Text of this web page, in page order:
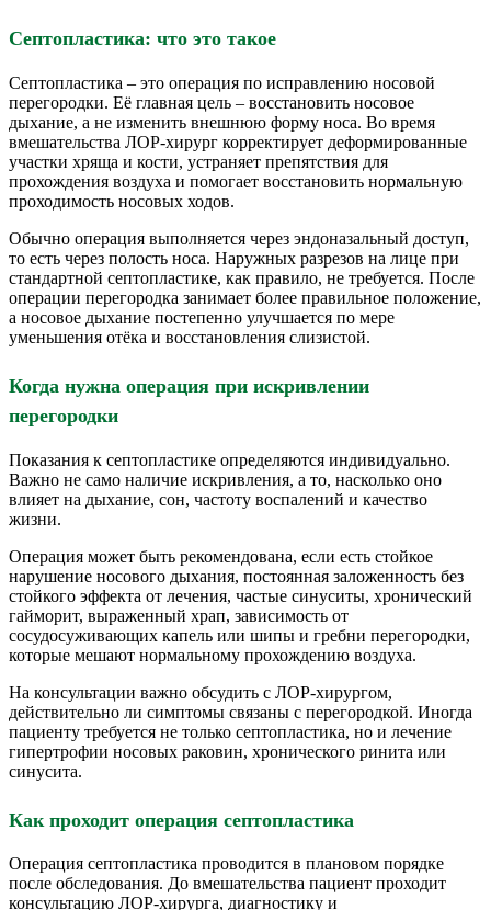
Септопластика: что это такое
Септопластика – это операция по исправлению носовой
перегородки. Её главная цель – восстановить носовое
дыхание, а не изменить внешнюю форму носа. Во время
вмешательства ЛОР-хирург корректирует деформированные
участки хряща и кости, устраняет препятствия для
прохождения воздуха и помогает восстановить нормальную
проходимость носовых ходов.
Обычно операция выполняется через эндоназальный доступ,
то есть через полость носа. Наружных разрезов на лице при
стандартной септопластике, как правило, не требуется. После
операции перегородка занимает более правильное положение,
а носовое дыхание постепенно улучшается по мере
уменьшения отёка и восстановления слизистой.
Когда нужна операция при искривлении
перегородки
Показания к септопластике определяются индивидуально.
Важно не само наличие искривления, а то, насколько оно
влияет на дыхание, сон, частоту воспалений и качество
жизни.
Операция может быть рекомендована, если есть стойкое
нарушение носового дыхания, постоянная заложенность без
стойкого эффекта от лечения, частые синуситы, хронический
гайморит, выраженный храп, зависимость от
сосудосуживающих капель или шипы и гребни перегородки,
которые мешают нормальному прохождению воздуха.
На консультации важно обсудить с ЛОР-хирургом,
действительно ли симптомы связаны с перегородкой. Иногда
пациенту требуется не только септопластика, но и лечение
гипертрофии носовых раковин, хронического ринита или
синусита.
Как проходит операция септопластика
Операция септопластика проводится в плановом порядке
после обследования. До вмешательства пациент проходит
консультацию ЛОР-хирурга, диагностику и